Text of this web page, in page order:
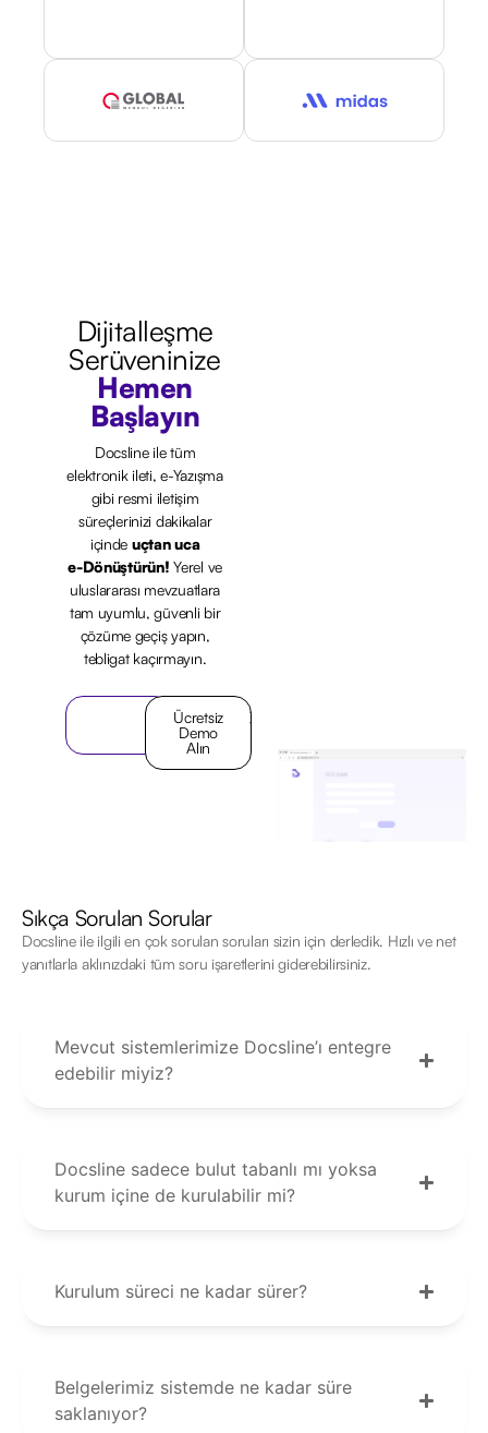
Dijitalleşme
Serüveninize
Hemen
Başlayın
Docsline ile tüm
elektronik ileti, e-Yazışma
gibi resmi iletişim
süreçlerinizi dakikalar
içinde uçtan uca
e-Dönüştürün! Yerel ve
uluslararası mevzuatlara
tam uyumlu, güvenli bir
çözüme geçiş yapın,
tebligat kaçırmayın.
Ücretsiz
Demo
Alın
Sıkça Sorulan Sorular
Docsline ile ilgili en çok sorulan soruları sizin için derledik. Hızlı ve net
yanıtlarla aklınızdaki tüm soru işaretlerini giderebilirsiniz.
Mevcut sistemlerimize Docsline’ı entegre
edebilir miyiz?
Docsline sadece bulut tabanlı mı yoksa
kurum içine de kurulabilir mi?
Kurulum süreci ne kadar sürer?
Belgelerimiz sistemde ne kadar süre
saklanıyor?